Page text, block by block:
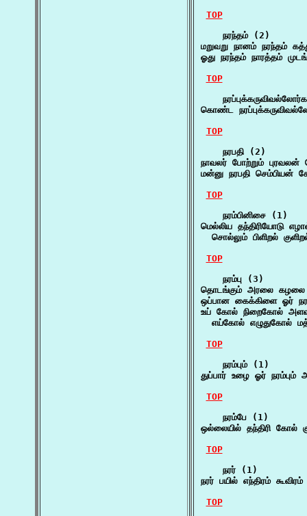
TOP
    நரந்தம் (2)
மறுவறு நானம் நரந்தம்
ஓது நரந்தம் நாரத்தம்
TOP
கொண்ட
TOP
    நரபதி (2)
நாவலர் போற்றும்
மன்னு நரபதி
TOP
    நரம்பினிசை (1)
மெல்லிய தந்திரியோடு
சொல்லும் பிளிறல்
TOP
    நரம்பு (3)
தொடங்கும் அரலை கழலை
ஒப்பான கைக்கிளை ஓர்
உய் கோல் நிறைகோல்
எய்கோல் எழுதுகோல்
TOP
    நரம்பும் (1)
துப்பார் உழை ஓர்
TOP
    நரம்பே (1)
ஒல்லையில் தந்திரி கோல்
TOP
    நரர் (1)
நரர் பயில் எந்திரம்
TOP